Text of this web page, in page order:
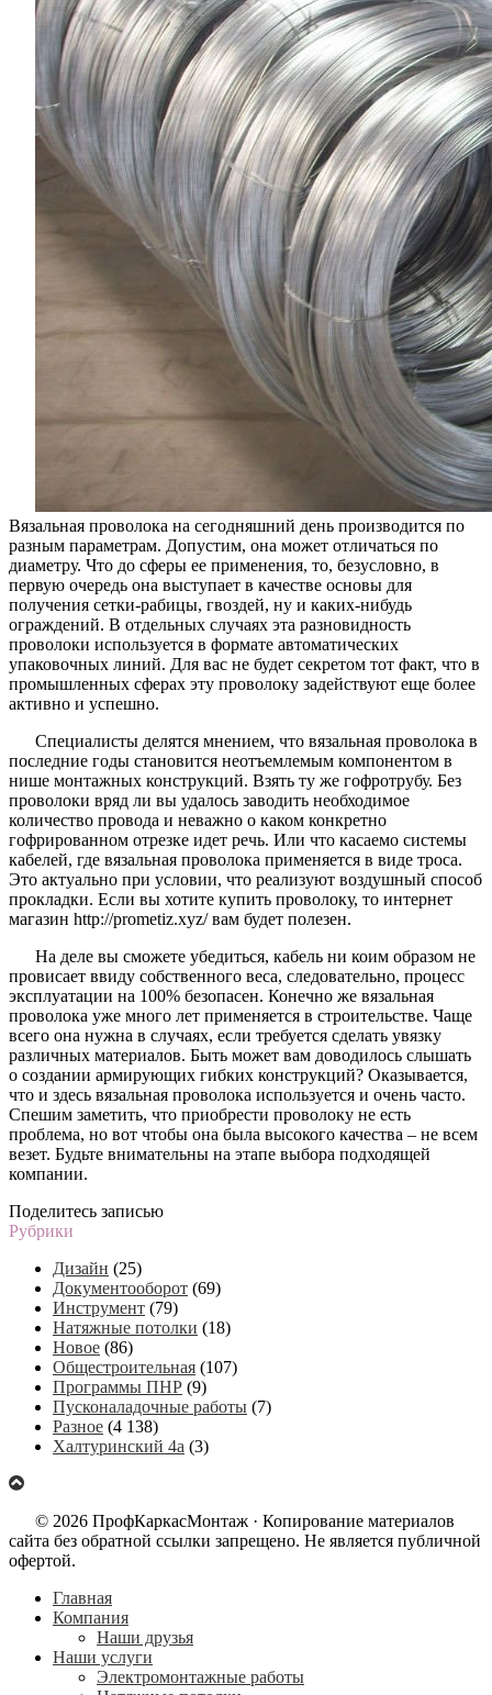
Вязальная проволока на сегодняшний день производится по
разным параметрам. Допустим, она может отличаться по
диаметру. Что до сферы ее применения, то, безусловно, в
первую очередь она выступает в качестве основы для
получения сетки-рабицы, гвоздей, ну и каких-нибудь
ограждений. В отдельных случаях эта разновидность
проволоки используется в формате автоматических
упаковочных линий. Для вас не будет секретом тот факт, что в
промышленных сферах эту проволоку задействуют еще более
активно и успешно.
Специалисты делятся мнением, что вязальная проволока в
последние годы становится неотъемлемым компонентом в
нише монтажных конструкций. Взять ту же гофротрубу. Без
проволоки вряд ли вы удалось заводить необходимое
количество провода и неважно о каком конкретно
гофрированном отрезке идет речь. Или что касаемо системы
кабелей, где вязальная проволока применяется в виде троса.
Это актуально при условии, что реализуют воздушный способ
прокладки. Если вы хотите купить проволоку, то интернет
магазин http://prometiz.xyz/ вам будет полезен.
На деле вы сможете убедиться, кабель ни коим образом не
провисает ввиду собственного веса, следовательно, процесс
эксплуатации на 100% безопасен. Конечно же вязальная
проволока уже много лет применяется в строительстве. Чаще
всего она нужна в случаях, если требуется сделать увязку
различных материалов. Быть может вам доводилось слышать
о создании армирующих гибких конструкций? Оказывается,
что и здесь вязальная проволока используется и очень часто.
Спешим заметить, что приобрести проволоку не есть
проблема, но вот чтобы она была высокого качества – не всем
везет. Будьте внимательны на этапе выбора подходящей
компании.
Поделитесь записью
Рубрики
Дизайн (25)
Документооборот (69)
Инструмент (79)
Натяжные потолки (18)
Новое (86)
Общестроительная (107)
Программы ПНР (9)
Пусконаладочные работы (7)
Разное (4 138)
Халтуринский 4а (3)
© 2026 ПрофКаркасМонтаж · Копирование материалов
сайта без обратной ссылки запрещено. Не является публичной
офертой.
Главная
Компания
Наши друзья
Наши услуги
Электромонтажные работы